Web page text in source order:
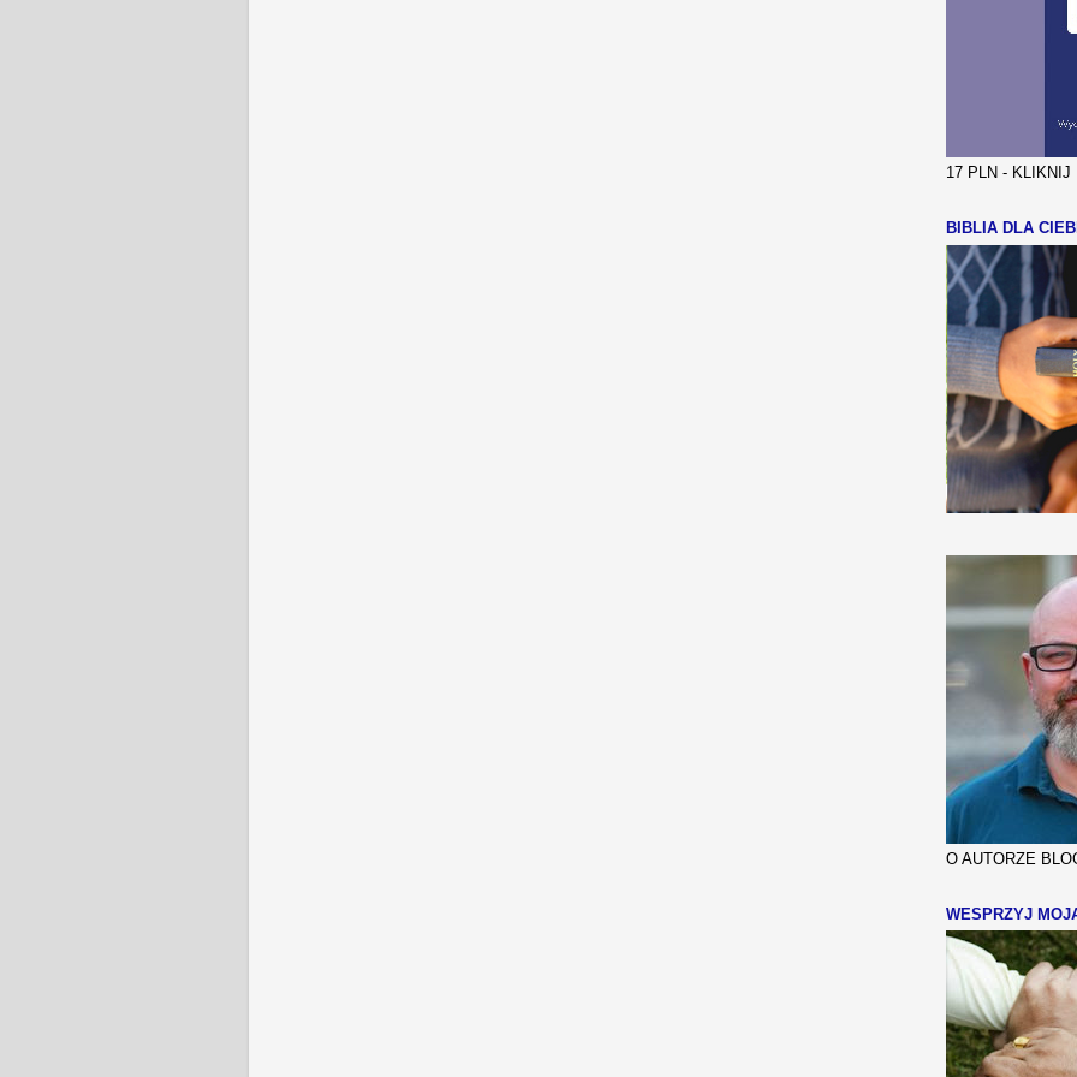
17 PLN - KLIKNIJ
BIBLIA DLA
O AUTORZE
WESPRZYJ